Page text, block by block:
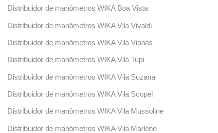
Distribuidor de manômetros WIKA Boa Vista
Distribuidor de manômetros WIKA Vila Vivaldi
Distribuidor de manômetros WIKA Vila Vianas
Distribuidor de manômetros WIKA Vila Tupi
Distribuidor de manômetros WIKA Vila Suzana
Distribuidor de manômetros WIKA Vila Scopel
Distribuidor de manômetros WIKA Vila Mussoline
Distribuidor de manômetros WIKA Vila Marlene